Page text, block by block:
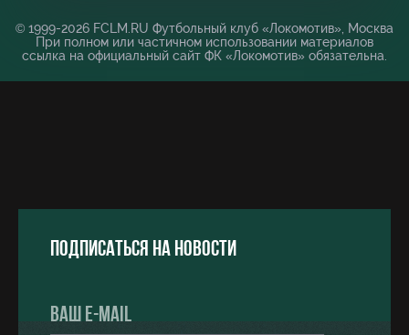
© 1999-2026 FCLM.RU Футбольный клуб «Локомотив», Москва
При полном или частичном использовании материалов
ссылка на официальный сайт ФК «Локомотив» обязательна.
Подписаться на новости